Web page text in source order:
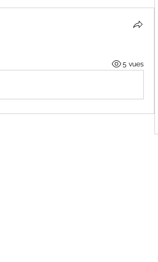
5 vues